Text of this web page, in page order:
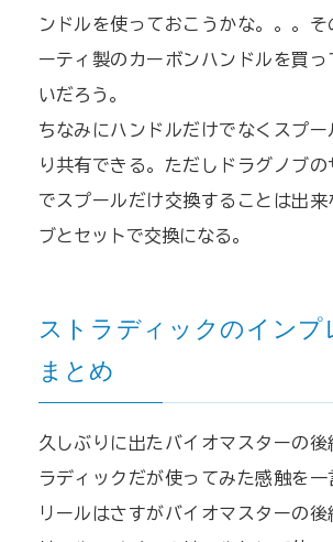
ンドルを使っておこうかな。。。
ーティ製のカーボンハンドルを買っ
いだろう。
ちなみにハンドルだけでなくスプー
り共有できる。ただしドラグノブ
でスプールだけ交換することは出来
ブとセットで交換になる。
ストラディックのインプ
まとめ
久しぶりに出たバイオマスターの後
ラディックだが使ってみた感触を一
リールはさすがバイオマスターの